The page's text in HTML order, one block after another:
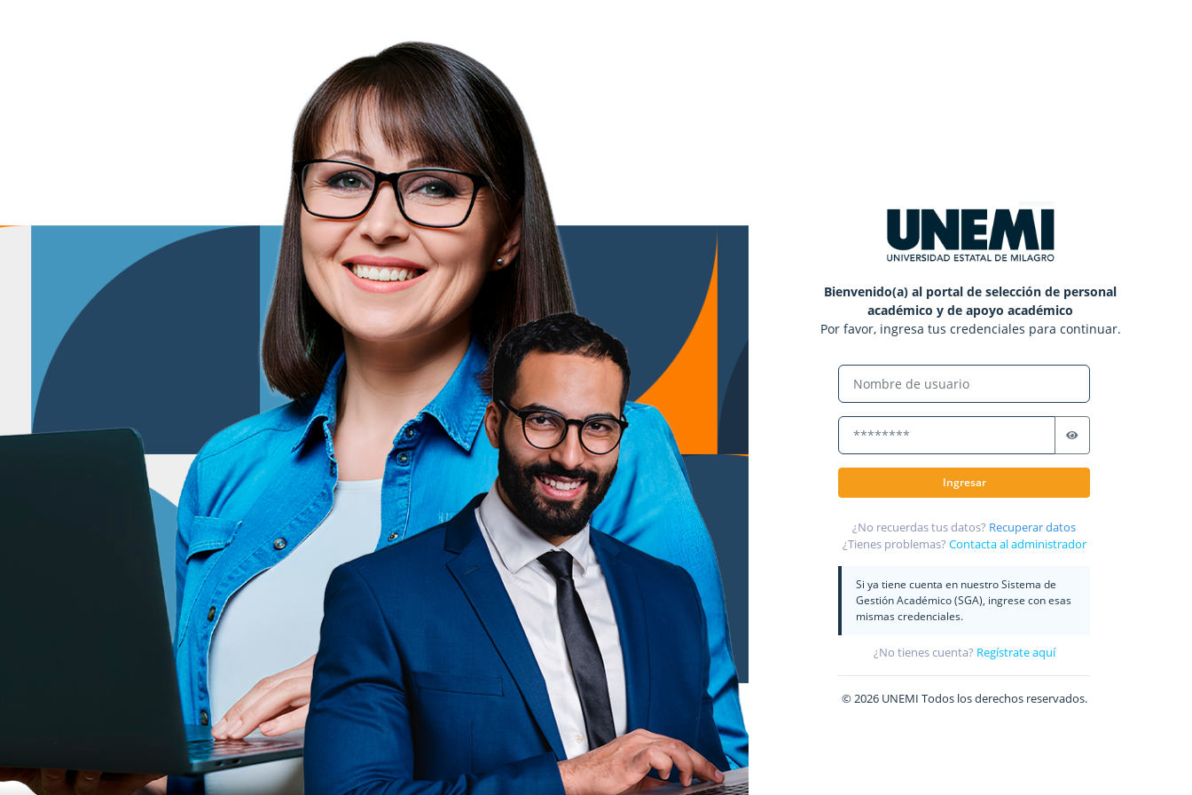
Bienvenido(a) al portal de selección de personal
académico y de apoyo académico
Por favor, ingresa tus credenciales para continuar.
Ingresar
¿No recuerdas tus datos? Recuperar datos
¿Tienes problemas? Contacta al administrador
Si ya tiene cuenta en nuestro Sistema de
Gestión Académico (SGA), ingrese con esas
mismas credenciales.
¿No tienes cuenta? Regístrate aquí
© 2026 UNEMI Todos los derechos reservados.